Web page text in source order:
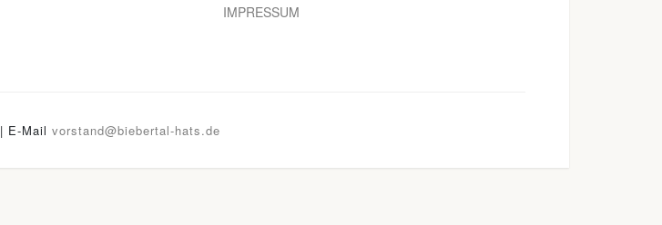
IMPRESSUM
| E-Mail vorstand@biebertal-hats.de